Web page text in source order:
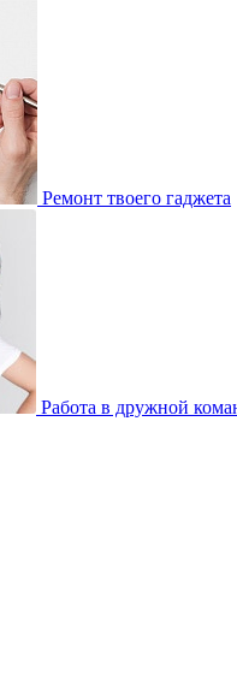
Ремонт твоего гаджета
Работа в дружной